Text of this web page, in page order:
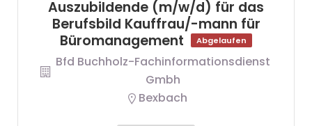
Auszubildende (m/w/d) für das
Berufsbild Kauffrau/-mann für
Büromanagement
Abgelaufen
Bfd Buchholz-Fachinformationsdienst
Gmbh
Bexbach